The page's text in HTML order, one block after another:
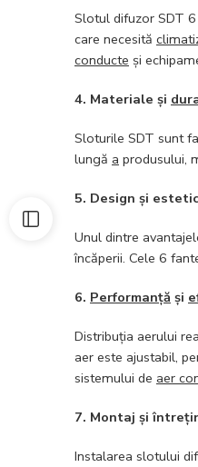
Slotul difuzor SDT
care necesită
conducte și
4. Materiale și
Sloturile SDT sunt
lungă a produsului,
5. Design și
Unul dintre
încăperii. Cele 6
6. Performanță și
Distribuția aerului
aer este ajustabil,
sistemului de aer
7. Montaj și
Instalarea slotului